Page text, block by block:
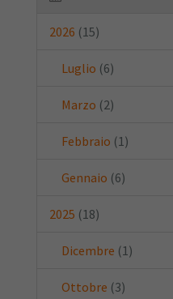
2026 (15)
Luglio (6)
Marzo (2)
Febbraio (1)
Gennaio (6)
2025 (18)
Dicembre (1)
Ottobre (3)